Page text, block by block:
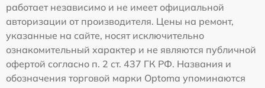
работает независимо и не имеет официальной
авторизации от производителя. Цены на ремонт,
указанные на сайте, носят исключительно
ознакомительный характер и не являются публичной
офертой согласно п. 2 ст. 437 ГК РФ. Названия и
обозначения торговой марки Optoma упоминаются